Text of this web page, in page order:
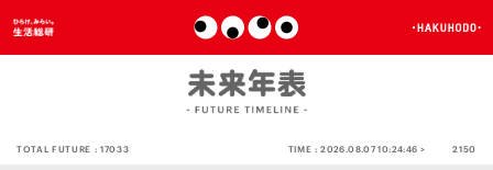
TOTAL FUTURE :17033 TIME :2026.08.07 10:24:46 > 2150